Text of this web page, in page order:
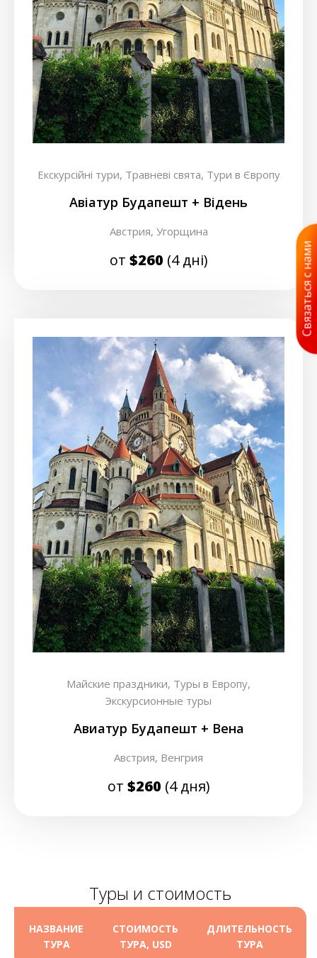
Екскурсійні тури, Травневі свята, Тури в Європу
Авіатур Будапешт + Відень
Австрия, Угорщина
от $260 (4 дні)
Майские праздники, Туры в Европу,
Экскурсионные туры
Авиатур Будапешт + Вена
Австрия, Венгрия
от $260 (4 дня)
Туры и стоимость
НАЗВАНИЕ
ТУРА
СТОИМОСТЬ
ТУРА, USD
ДЛИТЕЛЬНОСТЬ
ТУРА
Связаться с нами